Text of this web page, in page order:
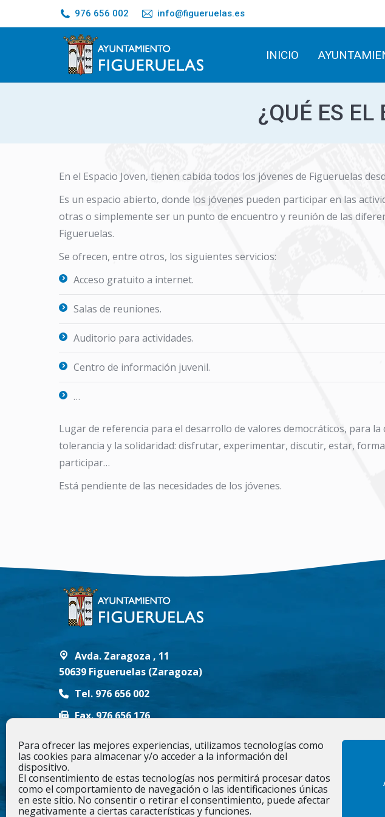
Para ofrecer las mejores experiencias, utilizamos tecnologías como
las cookies para almacenar y/o acceder a la información del
dispositivo.
El consentimiento de estas tecnologías nos permitirá procesar datos
como el comportamiento de navegación o las identificaciones únicas
en este sitio. No consentir o retirar el consentimiento, puede afectar
negativamente a ciertas características y funciones.
976 656 002 info@figueruelas.es
INICIO
¿QUÉ ES EL
En el Espacio Joven, tienen cabida todos los jóvenes de Figueruelas
Es un espacio abierto, donde los jóvenes pueden participar en las
otras o simplemente ser un punto de encuentro y reunión de las
Figueruelas.
Se ofrecen, entre otros, los siguientes servicios:
Acceso gratuito a internet.
Salas de reuniones.
Auditorio para actividades.
Centro de información juvenil.
…
Lugar de referencia para el desarrollo de valores democráticos, para la
tolerancia y la solidaridad: disfrutar, experimentar, discutir, estar,
participar…
Está pendiente de las necesidades de los jóvenes.
Avda. Zaragoza , 11
50639 Figueruelas (Zaragoza)
Tel. 976 656 002
Fax. 976 656 176
Síguenos en
Encuéntranos en:
YouTubeInstagram